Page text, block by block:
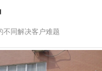
不同解决客户难题